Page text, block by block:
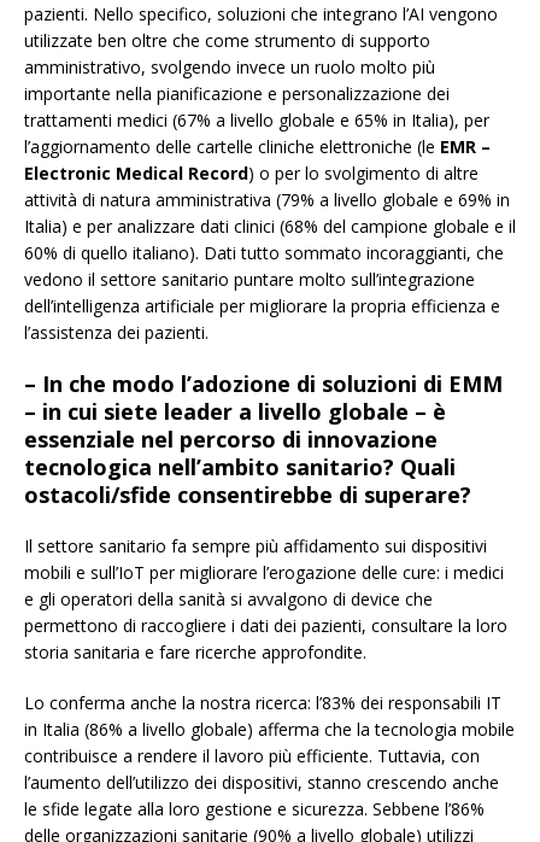
pazienti. Nello specifico, soluzioni che integrano l’AI vengono
utilizzate ben oltre che come strumento di supporto
amministrativo, svolgendo invece un ruolo molto più
importante nella pianificazione e personalizzazione dei
trattamenti medici (67% a livello globale e 65% in Italia), per
l’aggiornamento delle cartelle cliniche elettroniche (le EMR –
Electronic Medical Record) o per lo svolgimento di altre
attività di natura amministrativa (79% a livello globale e 69% in
Italia) e per analizzare dati clinici (68% del campione globale e il
60% di quello italiano). Dati tutto sommato incoraggianti, che
vedono il settore sanitario puntare molto sull’integrazione
dell’intelligenza artificiale per migliorare la propria efficienza e
l’assistenza dei pazienti.
– In che modo l’adozione di soluzioni di EMM
– in cui siete leader a livello globale – è
essenziale nel percorso di innovazione
tecnologica nell’ambito sanitario? Quali
ostacoli/sfide consentirebbe di superare?
Il settore sanitario fa sempre più affidamento sui dispositivi
mobili e sull’IoT per migliorare l’erogazione delle cure: i medici
e gli operatori della sanità si avvalgono di device che
permettono di raccogliere i dati dei pazienti, consultare la loro
storia sanitaria e fare ricerche approfondite.
Lo conferma anche la nostra ricerca: l’83% dei responsabili IT
in Italia (86% a livello globale) afferma che la tecnologia mobile
contribuisce a rendere il lavoro più efficiente. Tuttavia, con
l’aumento dell’utilizzo dei dispositivi, stanno crescendo anche
le sfide legate alla loro gestione e sicurezza. Sebbene l’86%
delle organizzazioni sanitarie (90% a livello globale) utilizzi